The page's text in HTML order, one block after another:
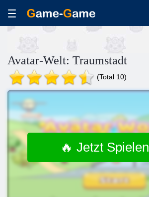
Avatar-Welt: Traumstadt
(Total 10)
🔥 Jetzt Spielen